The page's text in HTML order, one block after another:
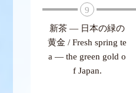
9
新茶 ― 日本の緑の
黄金 / Fresh spring te
a — the green gold o
f Japan.